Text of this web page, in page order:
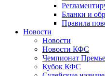
Бланки и
Правила
Новости
Новости
Новости КФС
Чемпионат
Кубок КФС